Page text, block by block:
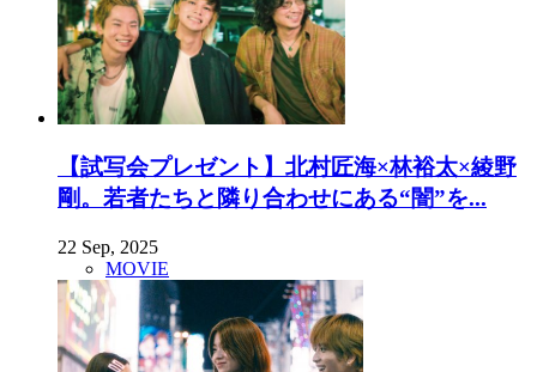
【試写会プレゼント】北村匠海×林裕太×綾野
剛。若者たちと隣り合わせにある“闇”を...
22 Sep, 2025
MOVIE